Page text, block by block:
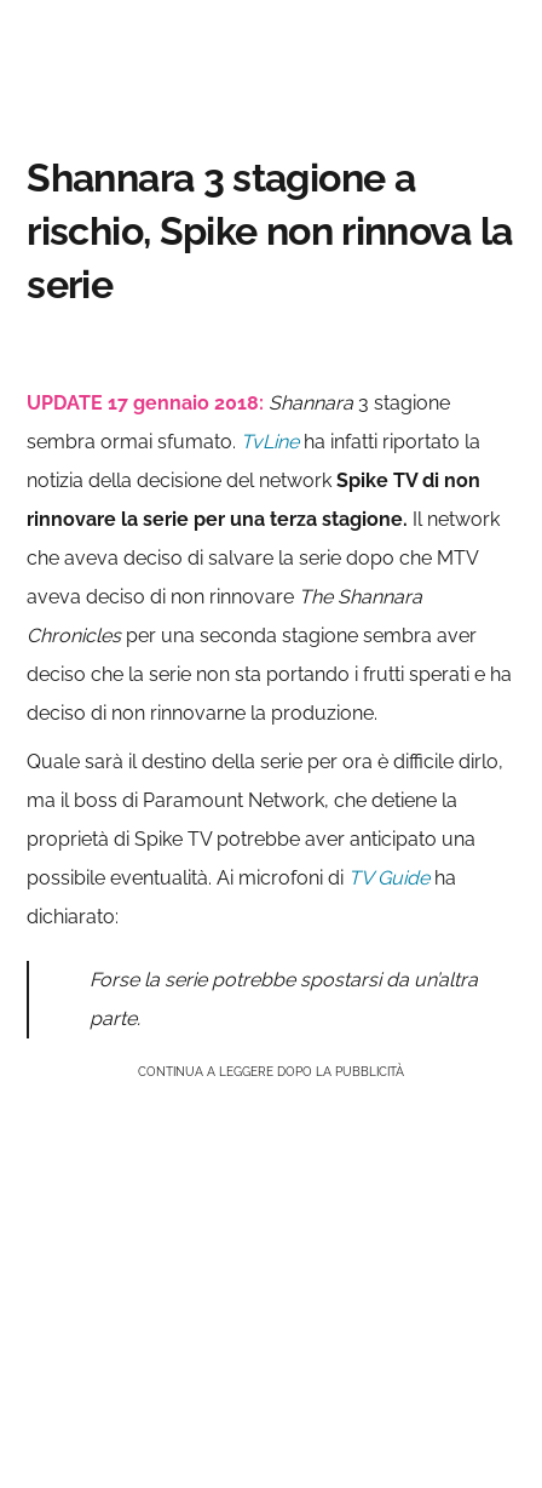
Shannara 3 stagione a
rischio, Spike non rinnova la
serie
UPDATE 17 gennaio 2018: Shannara 3 stagione
sembra ormai sfumato. TvLine ha infatti riportato la
notizia della decisione del networkSpike TV di non
rinnovare la serie per una terza stagione. Il network
che aveva deciso di salvare la serie dopo che MTV
aveva deciso di non rinnovare The Shannara
Chronicles per una seconda stagione sembra aver
deciso che la serie non sta portando i frutti sperati e ha
deciso di non rinnovarne la produzione.
Quale sarà il destino della serie per ora è difficile dirlo,
ma il boss di Paramount Network, che detiene la
proprietà di Spike TV potrebbe aver anticipato una
possibile eventualità. Ai microfoni di TV Guideha
dichiarato:
Forse la serie potrebbe spostarsi da un’altra
parte.
CONTINUA A LEGGERE DOPO LA PUBBLICITÀ